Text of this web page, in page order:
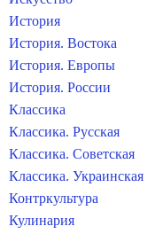
История
История. Востока
История. Европы
История. России
Классика
Классика. Русская
Классика. Советская
Классика. Украинская
Контркультура
Кулинария